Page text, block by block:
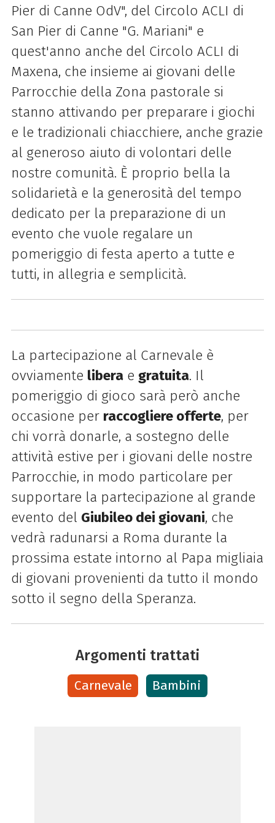
Pier di Canne OdV", del Circolo ACLI di
San Pier di Canne "G. Mariani" e
quest'anno anche del Circolo ACLI di
Maxena, che insieme ai giovani delle
Parrocchie della Zona pastorale si
stanno attivando per preparare i giochi
e le tradizionali chiacchiere, anche grazie
al generoso aiuto di volontari delle
nostre comunità. È proprio bella la
solidarietà e la generosità del tempo
dedicato per la preparazione di un
evento che vuole regalare un
pomeriggio di festa aperto a tutte e
tutti, in allegria e semplicità.
La partecipazione al Carnevale è
ovviamente liberae gratuita. Il
pomeriggio di gioco sarà però anche
occasione per raccogliere offerte, per
chi vorrà donarle, a sostegno delle
attività estive per i giovani delle nostre
Parrocchie, in modo particolare per
supportare la partecipazione al grande
evento del Giubileo dei giovani, che
vedrà radunarsi a Roma durante la
prossima estate intorno al Papa migliaia
di giovani provenienti da tutto il mondo
sotto il segno della Speranza.
Argomenti trattati
Carnevale Bambini